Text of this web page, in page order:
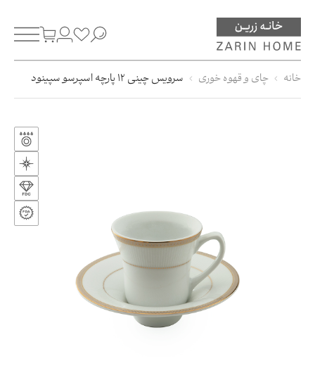
خانه چای و قهوه خوری سرویس چینی 12 پارچه اسپرسو سپینود